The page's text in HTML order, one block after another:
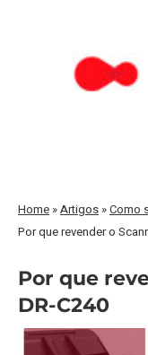
Home »Artigos »Como
Por que revender o
Por que
DR-C240